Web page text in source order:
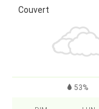
Couvert
53%